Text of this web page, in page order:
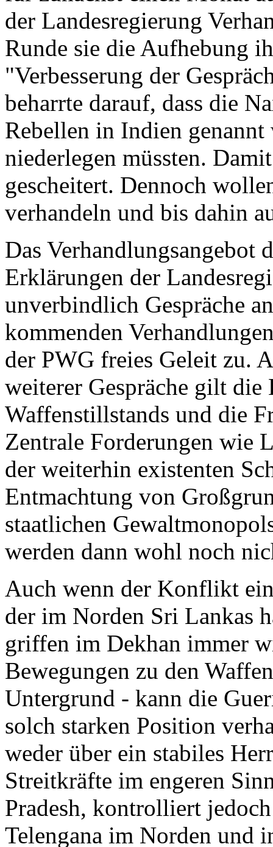
der Landesregierung
Runde sie die Aufhebung
"Verbesserung der
beharrte darauf, dass die
Rebellen in Indien
niederlegen müssten.
gescheitert. Dennoch
verhandeln und bis dahin
Das Verhandlungsangebot
Erklärungen der
unverbindlich Gespräche
kommenden
der PWG freies Geleit zu.
weiterer Gespräche gilt
Waffenstillstands und die
Zentrale Forderungen wie
der weiterhin existenten
Entmachtung von
staatlichen
werden dann wohl noch
Auch wenn der Konflikt
der im Norden Sri Lankas
griffen im Dekhan immer
Bewegungen zu den
Untergrund - kann die
solch starken Position
weder über ein stabiles
Streitkräfte im engeren
Pradesh, kontrolliert
Telengana im Norden und